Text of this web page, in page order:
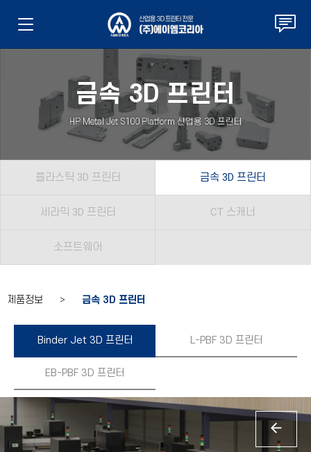
금속 3D 프린터
HP Metal Jet S100 Platform 산업용 3D 프린터
플라스틱 3D 프린터 금속 3D 프린터
세라믹 3D 프린터 CT 스캐너
소프트웨어
제품정보 > 금속 3D 프린터
Binder Jet 3D 프린터 L-PBF 3D 프린터
EB-PBF 3D 프린터